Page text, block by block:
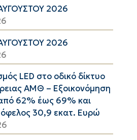
2026
2026
LED στο οδικό δίκτυο
ΑΜΘ – Εξοικονόμηση
62% έως 69% και
όφελος 30,9 εκατ. Ευρώ